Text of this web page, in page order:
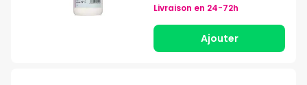
Livraison en 24-72h
Ajouter